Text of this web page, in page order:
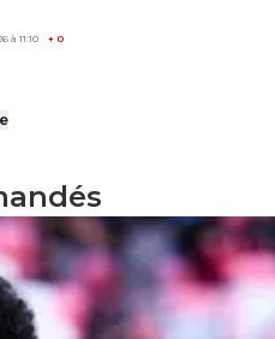
à 11:10 + 0